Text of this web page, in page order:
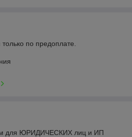
по предоплате.
для ЮРИДИЧЕСКИХ лиц и ИП